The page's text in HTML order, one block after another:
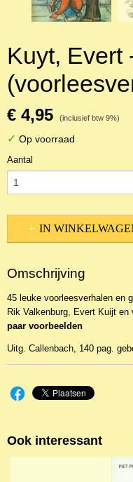
Kuyt, Evert
€ 4,95 (inclusief btw 9%)
✓ Op voorraad
Aantal
IN
Omschrijving
45 leuke voorleesverhalen en
Rik Valkenburg, Evert Kuijt en
paar voorbeelden
Uitg. Callenbach, 140 pag.
Ook interessant